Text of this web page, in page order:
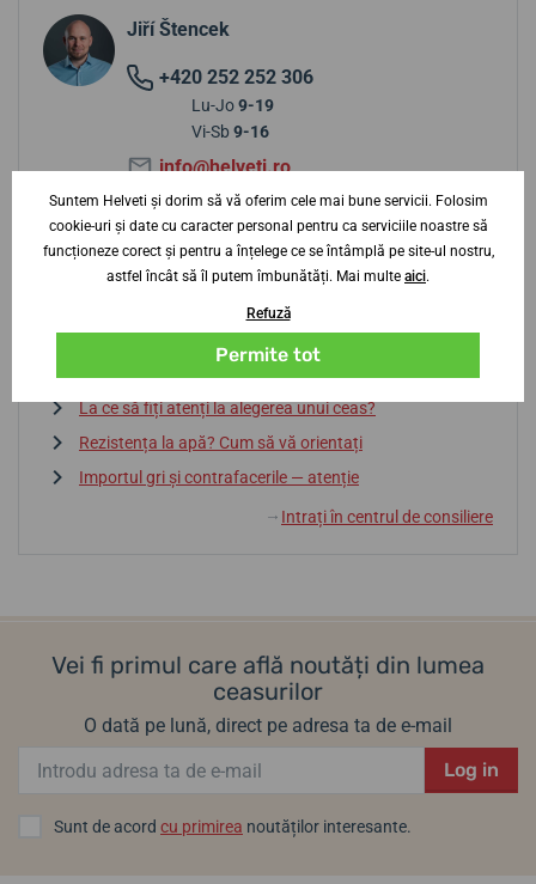
Jiří Štencek
+420 252 252 306
Lu-Jo9-19
Vi-Sb 9-16
info@helveti.ro
Sfaturi de la centrul de consiliere
Baterie sau automatic? Avantaje și dezavantaje
Dicționar de termeni
La ce să fiți atenți la alegerea unui ceas?
Rezistența la apă? Cum să vă orientați
Importul gri și contrafacerile — atenție
↓ Intrați în centrul de consiliere
Vei fi primul care află noutăți din lumea
ceasurilor
O dată pe lună, direct pe adresa ta de e-mail
Log in
Sunt de acord cu primirea noutăților interesante.
Suntem Helveti și dorim să vă oferim cele mai bune servicii. Folosim
cookie-uri și date cu caracter personal pentru ca serviciile noastre să
funcționeze corect și pentru a înțelege ce se întâmplă pe site-ul nostru,
astfel încât să îl putem îmbunătăți. Mai multe aici.
Refuză
Permite tot